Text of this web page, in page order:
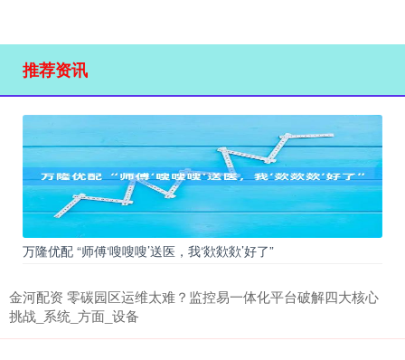
推荐资讯
万隆优配 “师傅‘嗖嗖嗖’送医，我‘欻欻欻’好了”
金河配资 零碳园区运维太难？监控易一体化平台破解四大核心
挑战_系统_方面_设备